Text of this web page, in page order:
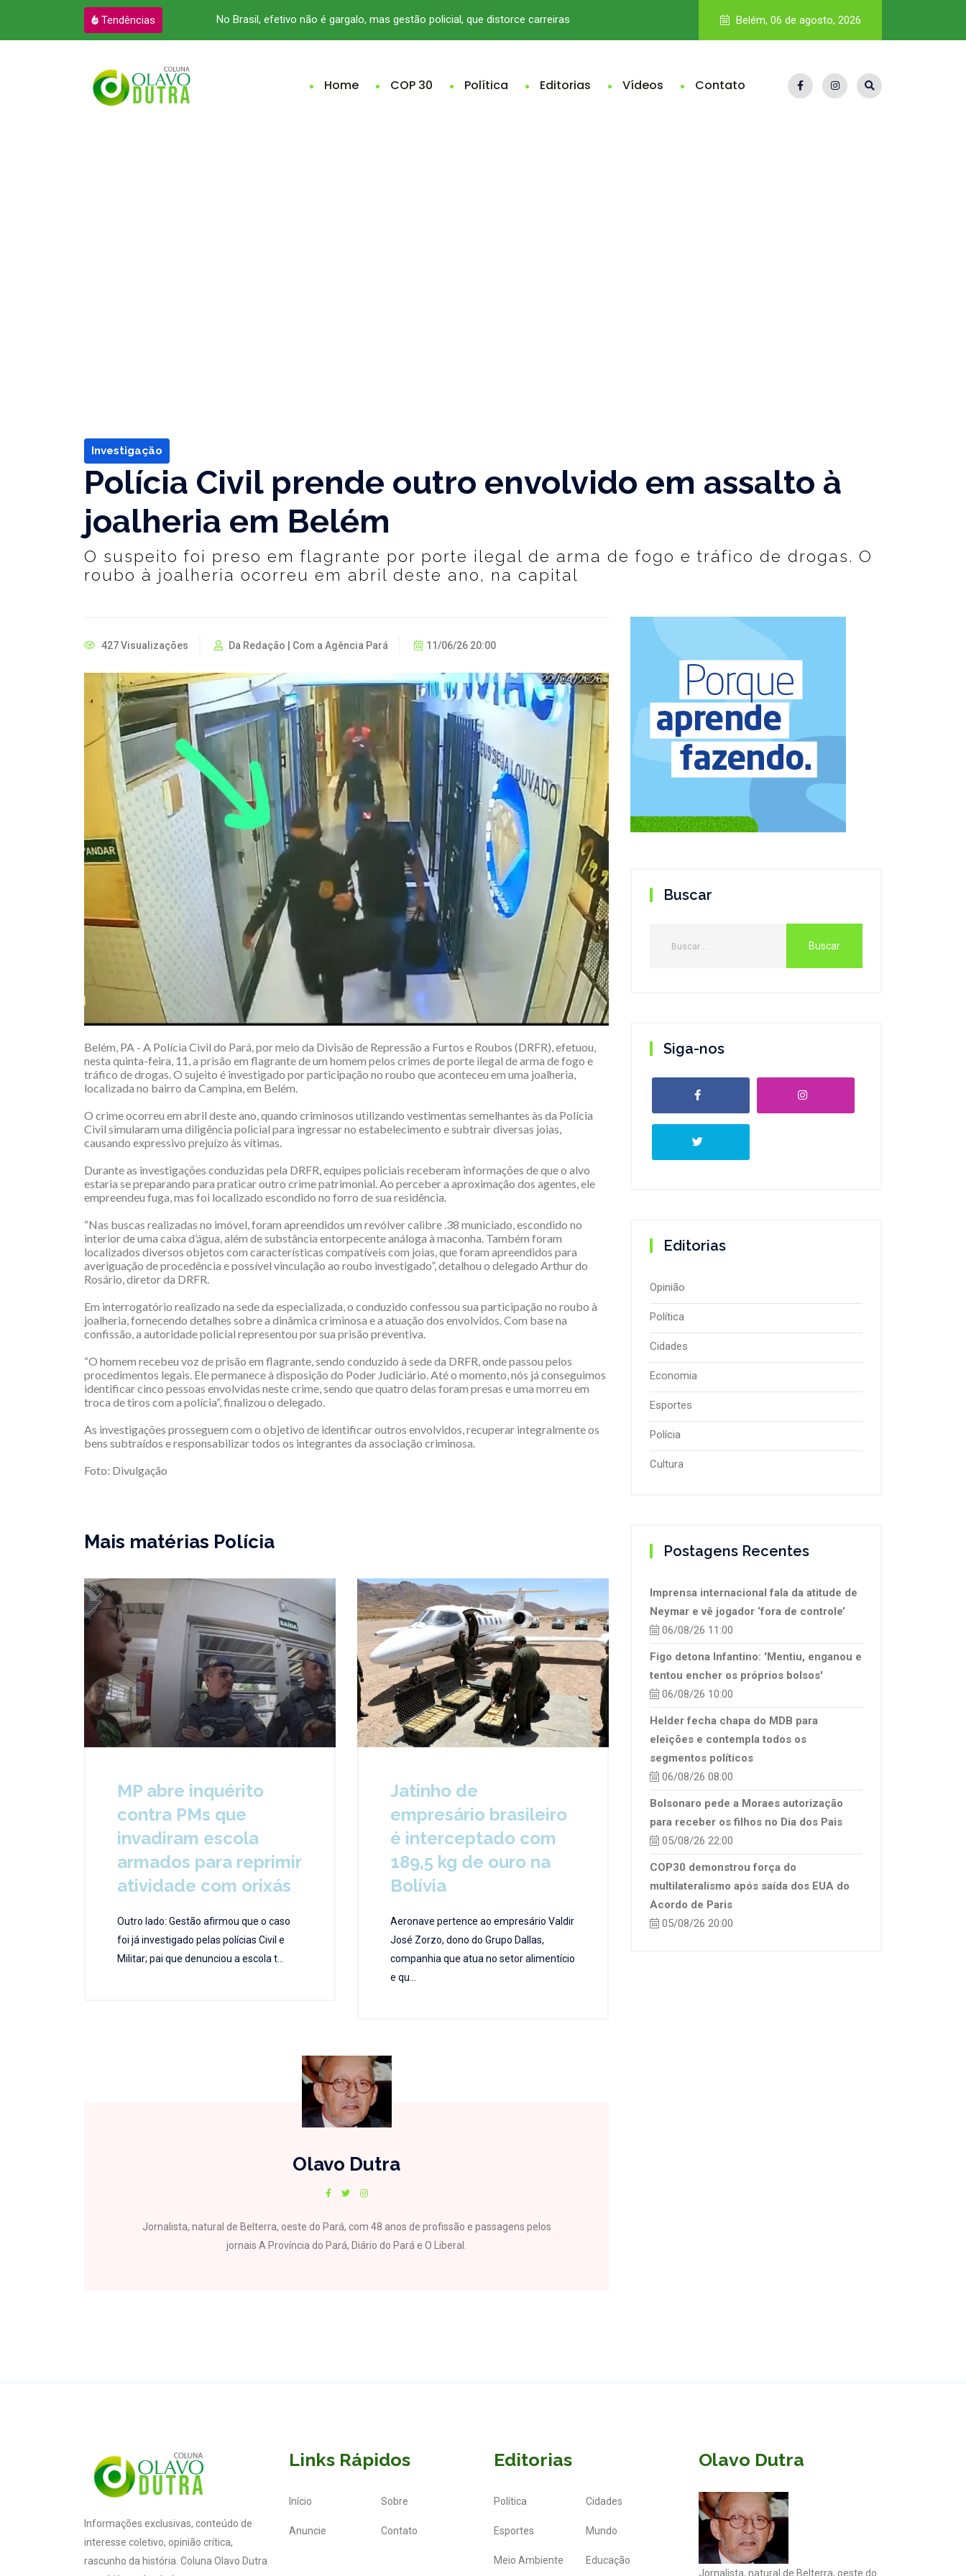
Tendências
e pressiona setor No Brasil, efetivo não é gargalo, mas gestão policial, que distorce carreiras CNJ quer ampliar transparência, mas regra deve poupar
Belém, 06 de agosto, 2026
Home COP 30 Política Editorias Vídeos Contato
Investigação
Polícia Civil prende outro envolvido em assalto à
joalheria em Belém
O suspeito foi preso em flagrante por porte ilegal de arma de fogo e tráfico de drogas. O
roubo à joalheria ocorreu em abril deste ano, na capital
427 Visualizações Da Redação | Com a Agência Pará 11/06/26 20:00
Belém, PA - A Polícia Civil do Pará, por meio da Divisão de Repressão a Furtos e Roubos (DRFR), efetuou,
nesta quinta-feira, 11, a prisão em flagrante de um homem pelos crimes de porte ilegal de arma de fogo e
tráfico de drogas. O sujeito é investigado por participação no roubo que aconteceu em uma joalheria,
localizada no bairro da Campina, em Belém.
O crime ocorreu em abril deste ano, quando criminosos utilizando vestimentas semelhantes às da Polícia
Civil simularam uma diligência policial para ingressar no estabelecimento e subtrair diversas joias,
causando expressivo prejuízo às vítimas.
Durante as investigações conduzidas pela DRFR, equipes policiais receberam informações de que o alvo
estaria se preparando para praticar outro crime patrimonial. Ao perceber a aproximação dos agentes, ele
empreendeu fuga, mas foi localizado escondido no forro de sua residência.
“Nas buscas realizadas no imóvel, foram apreendidos um revólver calibre .38 municiado, escondido no
interior de uma caixa d’água, além de substância entorpecente análoga à maconha. Também foram
localizados diversos objetos com características compatíveis com joias, que foram apreendidos para
averiguação de procedência e possível vinculação ao roubo investigado”, detalhou o delegado Arthur do
Rosário, diretor da DRFR.
Em interrogatório realizado na sede da especializada, o conduzido confessou sua participação no roubo à
joalheria, fornecendo detalhes sobre a dinâmica criminosa e a atuação dos envolvidos. Com base na
confissão, a autoridade policial representou por sua prisão preventiva.
“O homem recebeu voz de prisão em flagrante, sendo conduzido à sede da DRFR, onde passou pelos
procedimentos legais. Ele permanece à disposição do Poder Judiciário. Até o momento, nós já conseguimos
identificar cinco pessoas envolvidas neste crime, sendo que quatro delas foram presas e uma morreu em
troca de tiros com a polícia”, finalizou o delegado.
As investigações prosseguem com o objetivo de identificar outros envolvidos, recuperar integralmente os
bens subtraídos e responsabilizar todos os integrantes da associação criminosa.
Foto: Divulgação
Mais matérias Polícia
MP abre inquérito
contra PMs que
invadiram escola
armados para reprimir
atividade com orixás
Outro lado: Gestão afirmou que o caso
foi já investigado pelas polícias Civil e
Militar; pai que denunciou a escola t...
Jatinho de
empresário brasileiro
é interceptado com
189,5 kg de ouro na
Bolívia
Aeronave pertence ao empresário Valdir
José Zorzo, dono do Grupo Dallas,
companhia que atua no setor alimentício
e qu...
Olavo Dutra
Jornalista, natural de Belterra, oeste do Pará, com 48 anos de profissão e passagens pelos
jornais A Província do Pará, Diário do Pará e O Liberal.
Buscar
Siga-nos
Editorias
Opinião
Política
Cidades
Economia
Esportes
Polícia
Cultura
Postagens Recentes
Imprensa internacional fala da atitude de
Neymar e vê jogador ‘fora de controle’
06/08/26 11:00
Figo detona Infantino: 'Mentiu, enganou e
tentou encher os próprios bolsos'
06/08/26 10:00
Helder fecha chapa do MDB para
eleições e contempla todos os
segmentos políticos
06/08/26 08:00
Bolsonaro pede a Moraes autorização
para receber os filhos no Dia dos Pais
05/08/26 22:00
COP30 demonstrou força do
multilateralismo após saída dos EUA do
Acordo de Paris
05/08/26 20:00
Informações exclusivas, conteúdo de
interesse coletivo, opinião crítica,
rascunho da história. Coluna Olavo Dutra
Links Rápidos
Início Sobre
Anuncie Contato
Editorias
Política Cidades
Esportes Mundo
Meio Ambiente Educação
Olavo Dutra
Jornalista, natural de Belterra, oeste do